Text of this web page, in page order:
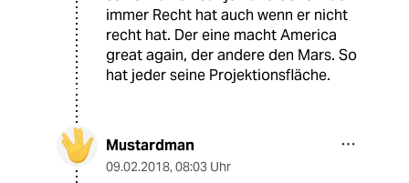
immer Recht hat auch wenn er nicht
recht hat. Der eine macht America
great again, der andere den Mars. So
hat jeder seine Projektionsfläche.
Mustardman
09.02.2018, 08:03 Uhr